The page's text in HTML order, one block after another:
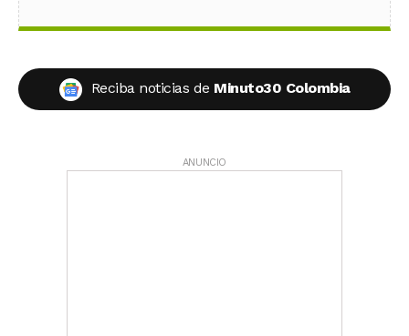
Reciba noticias de Minuto30 Colombia
ANUNCIO